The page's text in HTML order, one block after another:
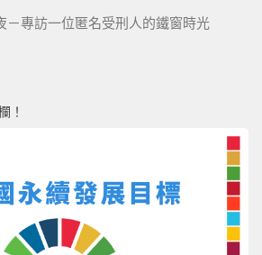
－專訪一位匿名受刑人的鐵窗時光
！